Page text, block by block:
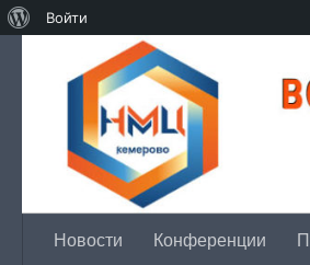
Войти
Перейти к содержимому
Новости Конференции